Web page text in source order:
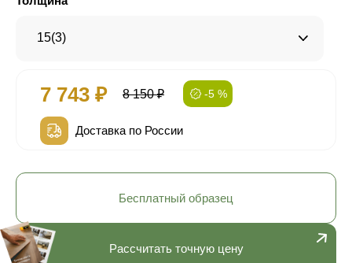
15(3)
7 743 ₽ 8 150 ₽ -5 %
Доставка по России
Рассчитать точную цену
Бесплатный образец